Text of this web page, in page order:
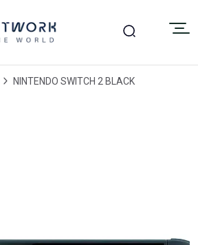
NINTENDO SWITCH 2 BLACK